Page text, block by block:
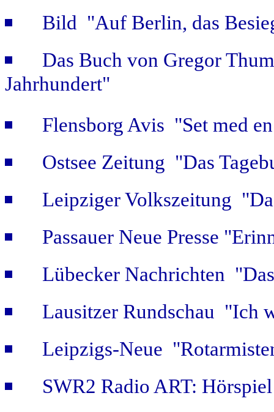
Bild "Auf Berlin, das
Das Buch von Gregor
Jahrhundert"
Flensborg Avis "Set med
Ostsee Zeitung "Das
Leipziger Volkszeitung
Passauer Neue Presse
Lübecker Nachrichten
Lausitzer Rundschau "Ich
Leipzigs-Neue
SWR2 Radio ART: Hörspiel